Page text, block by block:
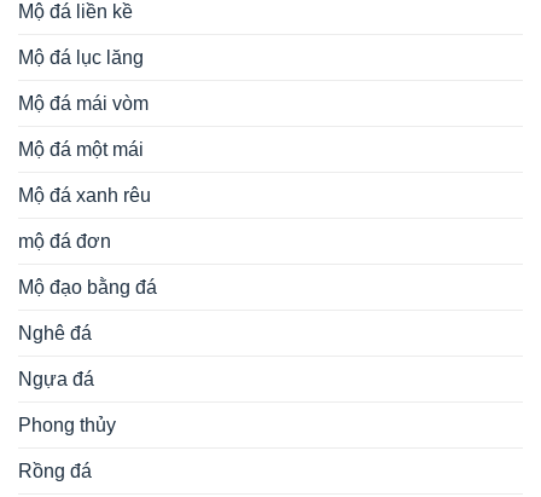
Mộ đá liền kề
Mộ đá lục lăng
Mộ đá mái vòm
Mộ đá một mái
Mộ đá xanh rêu
mộ đá đơn
Mộ đạo bằng đá
Nghê đá
Ngựa đá
Phong thủy
Rồng đá